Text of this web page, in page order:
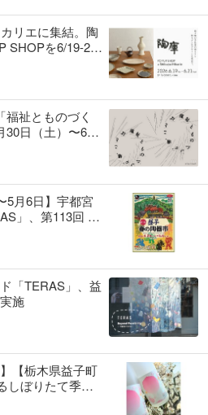
リエに集結。陶
SHOPを6/19-21
祉とものづく
30日（土）〜6月
、入場無料。
5月6日】宇都宮
」、第113回 益
「TERAS」、益
施
【栃木県益子町
しぼりたて季節
花さんらん』を